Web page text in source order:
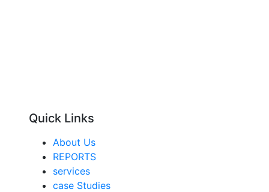
Quick Links
About Us
REPORTS
services
case Studies